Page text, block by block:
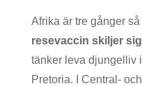
Afrika är tre gånger
resevaccin skiljer
tänker leva djungelliv
Pretoria. I Central-